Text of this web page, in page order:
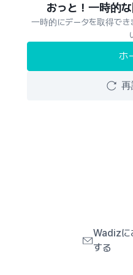
おっと！一時的
一時的にデータを取得でき
ホ
再
Wadizに
する